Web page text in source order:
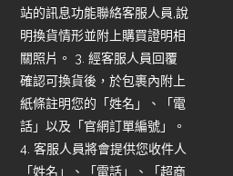
站的訊息功能聯絡客服人員,說
明換貨情形並附上購買證明相
關照片。 3. 經客服人員回覆
確認可換貨後，於包裹內附上
紙條註明您的「姓名」、「電
話」以及「官網訂單編號」。
4. 客服人員將會提供您收件人
「姓名」、「電話」、「超商